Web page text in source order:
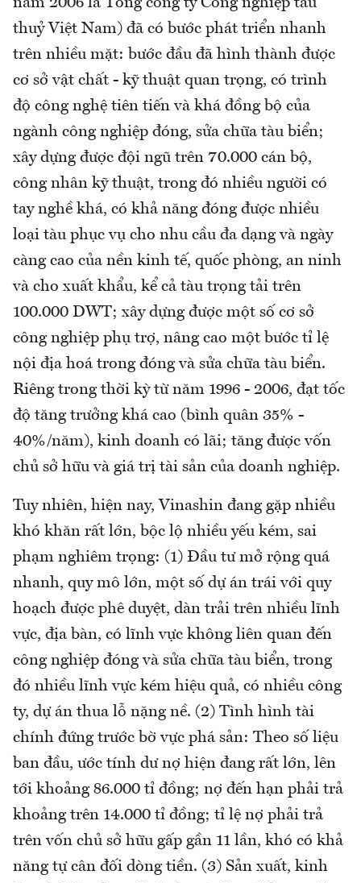
năm 2006 là Tổng công ty Công nghiệp tàu
thuỷ Việt Nam) đã có bước phát triển nhanh
trên nhiều mặt: bước đầu đã hình thành được
cơ sở vật chất - kỹ thuật quan trọng, có trình
độ công nghệ tiên tiến và khá đồng bộ của
ngành công nghiệp đóng, sửa chữa tàu biển;
xây dựng được đội ngũ trên 70.000 cán bộ,
công nhân kỹ thuật, trong đó nhiều người có
tay nghề khá, có khả năng đóng được nhiều
loại tàu phục vụ cho nhu cầu đa dạng và ngày
càng cao của nền kinh tế, quốc phòng, an ninh
và cho xuất khẩu, kể cả tàu trọng tải trên
100.000 DWT; xây dựng được một số cơ sở
công nghiệp phụ trợ, nâng cao một bước tỉ lệ
nội địa hoá trong đóng và sửa chữa tàu biển.
Riêng trong thời kỳ từ năm 1996 - 2006, đạt tốc
độ tăng trưởng khá cao (bình quân 35% -
40%/năm), kinh doanh có lãi; tăng được vốn
chủ sở hữu và giá trị tài sản của doanh nghiệp.
Tuy nhiên, hiện nay, Vinashin đang gặp nhiều
khó khăn rất lớn, bộc lộ nhiều yếu kém, sai
phạm nghiêm trọng: (1) Đầu tư mở rộng quá
nhanh, quy mô lớn, một số dự án trái với quy
hoạch được phê duyệt, dàn trải trên nhiều lĩnh
vực, địa bàn, có lĩnh vực không liên quan đến
công nghiệp đóng và sửa chữa tàu biển, trong
đó nhiều lĩnh vực kém hiệu quả, có nhiều công
ty, dự án thua lỗ nặng nề. (2) Tình hình tài
chính đứng trước bờ vực phá sản: Theo số liệu
ban đầu, ước tính dư nợ hiện đang rất lớn, lên
tới khoảng 86.000 tỉ đồng; nợ đến hạn phải trả
khoảng trên 14.000 tỉ đồng; tỉ lệ nợ phải trả
trên vốn chủ sở hữu gấp gần 11 lần, khó có khả
năng tự cân đối dòng tiền. (3) Sản xuất, kinh